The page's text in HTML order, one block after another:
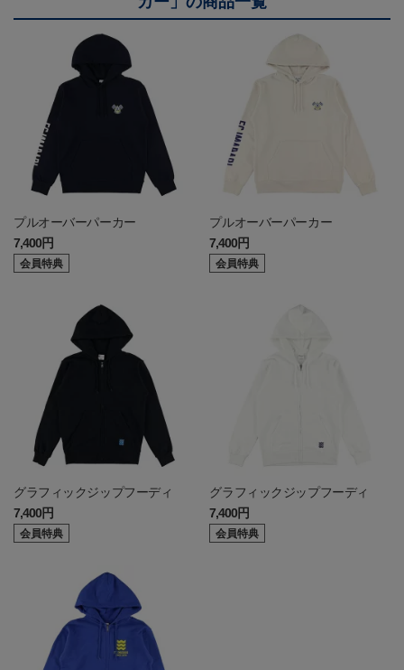
プルオーバーパーカー
7,400円
会員特典
プルオーバーパーカー
7,400円
会員特典
グラフィックジップフーディ
7,400円
会員特典
グラフィックジップフーディ
7,400円
会員特典